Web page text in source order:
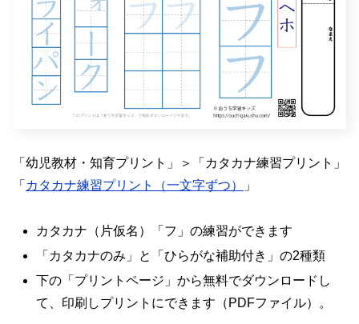
「幼児教材・知育プリント」＞「カタカナ練習プリント」
「 カタカナ練習プリント（一文字ずつ） 」
カタカナ（片仮名）「フ」の練習ができます
「カタカナのみ」と「ひらがな補助付き」の2種類
下の「プリントページ」から無料でダウンロードし
て、印刷しプリントにできます（PDFファイル）。